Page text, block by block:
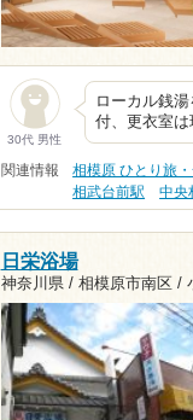
30代 男性
ローカル銭
付、更衣室
関連情報 相模原 ひとり旅
相武台前駅
中央
日栄浴場
神奈川県 / 相模原市南区 /